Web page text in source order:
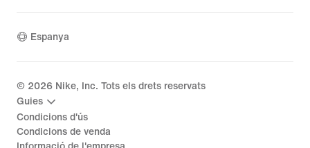
Espanya
© 2026 Nike, Inc. Tots els drets reservats
Guies
Condicions d'ús
Condicions de venda